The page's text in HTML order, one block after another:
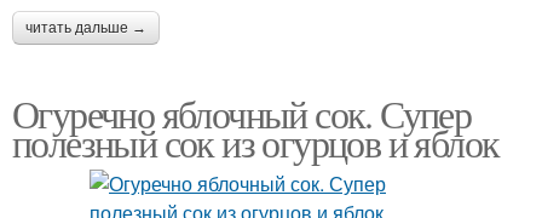
читать дальше →
Огуречно яблочный сок. Супер
полезный сок из огурцов и яблок